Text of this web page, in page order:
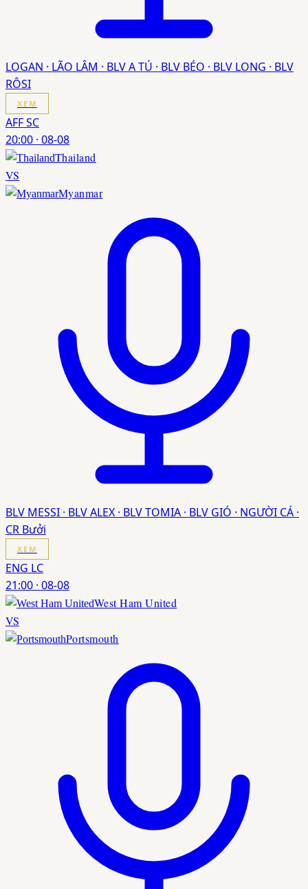
LOGAN · LÃO LÂM · BLV A TÚ · BLV BÉO · BLV LONG · BLV
RÔSI
XEM
AFF SC
20:00 · 08-08
Thailand
VS
Myanmar
BLV MESSI · BLV ALEX · BLV TOMIA · BLV GIÓ · NGƯỜI CÁ ·
CR Bưởi
XEM
ENG LC
21:00 · 08-08
West Ham United
VS
Portsmouth